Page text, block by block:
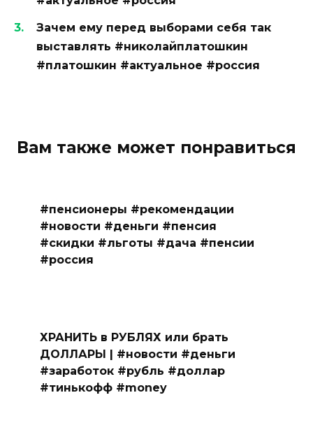
Зачем ему перед выборами себя так
выставлять #николайплатошкин
#платошкин #актуальное #россия
Вам также может понравиться
#пенсионеры #рекомендации
#новости #деньги #пенсия
#скидки #льготы #дача #пенсии
#россия
ХРАНИТЬ в РУБЛЯХ или брать
ДОЛЛАРЫ | #новости #деньги
#заработок #рубль #доллар
#тинькофф #money